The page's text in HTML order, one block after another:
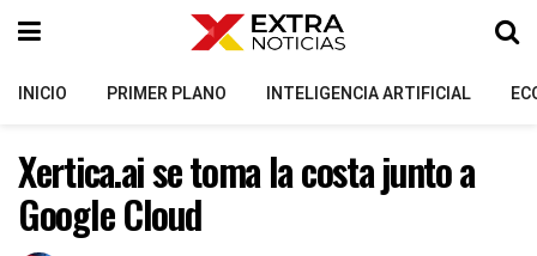
INICIO PRIMER PLANO INTELIGENCIA ARTIFICIAL
Xertica.ai se toma la costa junto a
Google Cloud